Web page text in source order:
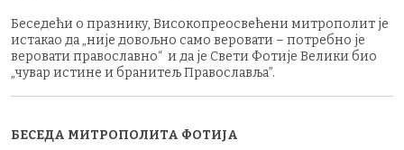
Беседeћи о празнику, Високопреосвећени митрополит је
истакао да „није довољно само веровати – потребно је
веровати православно“ и да је Свети Фотије Велики био
„чувар истине и бранитељ Православља”.
БЕСЕДА МИТРОПОЛИТА ФОТИЈА